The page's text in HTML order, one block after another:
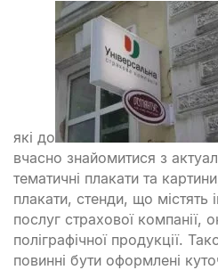
які до
вчасно знайомитися з
тематичні плакати та
плакати, стенди, що містять
послуг страхової компанії,
поліграфічної продукції.
повинні бути оформлені